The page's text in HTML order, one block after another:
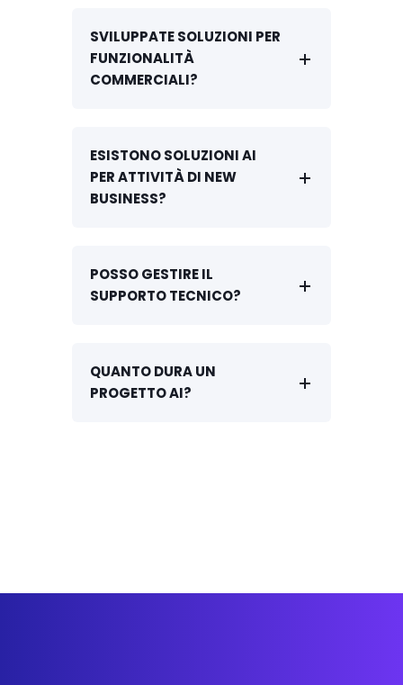
SVILUPPATE SOLUZIONI PER
FUNZIONALITÀ
COMMERCIALI?
ESISTONO SOLUZIONI AI
PER ATTIVITÀ DI NEW
BUSINESS?
POSSO GESTIRE IL
SUPPORTO TECNICO?
QUANTO DURA UN
PROGETTO AI?